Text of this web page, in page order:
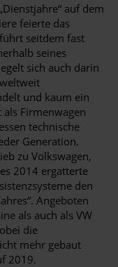
auf dem
feierte das
seitdem fast
seines
sich auch darin
und kaum ein
Firmenwagen
technische
Generation.
zu Volkswagen,
2014 ergatterte
den
Angeboten
als auch als VW
die
mehr gebaut
2019.